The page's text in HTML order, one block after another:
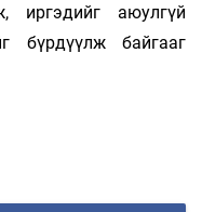
иргэдийг аюулгүй
бүрдүүлж байгааг